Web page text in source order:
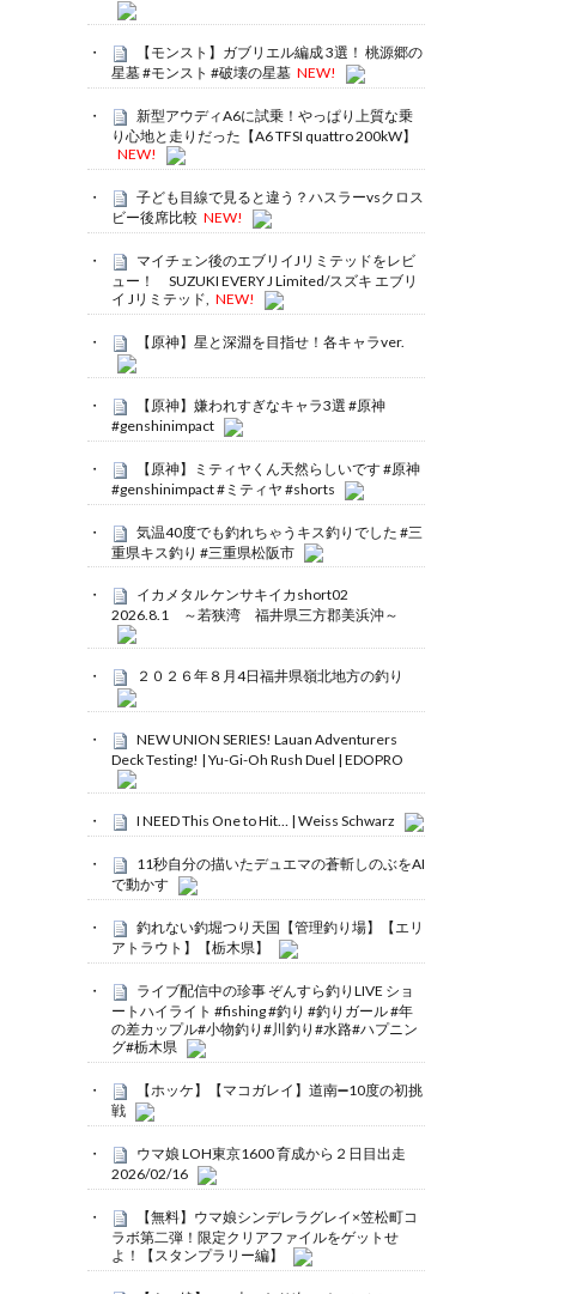
【モンスト】ガブリエル編成 3選！ 桃源郷の
星墓 #モンスト #破壊の星墓 NEW!
新型アウディA6に試乗！やっぱり上質な乗
り心地と走りだった【A6 TFSI quattro 200kW】
NEW!
子ども目線で見ると違う？ハスラーvsクロス
ビー後席比較 NEW!
マイチェン後のエブリイJリミテッドをレビ
ュー！ SUZUKI EVERY J Limited/スズキ エブリ
イ Jリミテッド, NEW!
【原神】星と深淵を目指せ！各キャラver.
【原神】嫌われすぎなキャラ3選 #原神
#genshinimpact
【原神】ミティヤくん天然らしいです #原神
#genshinimpact #ミティヤ #shorts
気温40度でも釣れちゃうキス釣りでした #三
重県キス釣り #三重県松阪市
イカメタル ケンサキイカshort02
2026.8.1 ～若狭湾 福井県三方郡美浜沖～
２０２６年８月4日福井県嶺北地方の釣り
NEW UNION SERIES! Lauan Adventurers
Deck Testing! | Yu-Gi-Oh Rush Duel | EDOPRO
I NEED This One to Hit… | Weiss Schwarz
11秒自分の描いたデュエマの蒼斬しのぶをAI
で動かす
釣れない釣堀つり天国【管理釣り場】【エリ
アトラウト】【栃木県】
ライブ配信中の珍事 ぞんすら釣りLIVE ショ
ートハイライト #fishing #釣り #釣りガール #年
の差カップル#小物釣り#川釣り#水路#ハプニン
グ#栃木県
【ホッケ】【マコガレイ】道南➖10度の初挑
戦
ウマ娘 LOH東京1600 育成から２日目出走
2026/02/16
【無料】ウマ娘シンデレラグレイ×笠松町コ
ラボ第二弾！限定クリアファイルをゲットせ
よ！【スタンプラリー編】